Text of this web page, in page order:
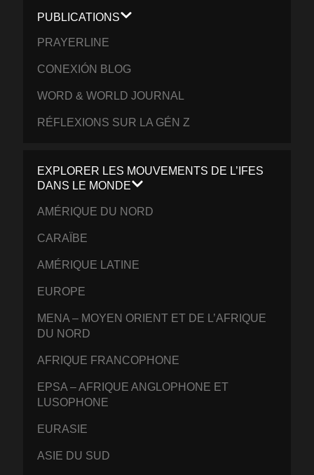
PUBLICATIONS
PRAYERLINE
CONEXIÓN BLOG
WORD & WORLD JOURNAL
RÉFLEXIONS SUR LA GÉN Z
EXPLORER LES MOUVEMENTS DE L’IFES
DANS LE MONDE
AMÉRIQUE DU NORD
CARAÏBE
AMÉRIQUE LATINE
EUROPE
MENA – MOYEN ORIENT ET DE L’AFRIQUE
DU NORD
AFRIQUE FRANCOPHONE
EPSA – AFRIQUE ANGLOPHONE ET
LUSOPHONE
EURASIE
ASIE DU SUD